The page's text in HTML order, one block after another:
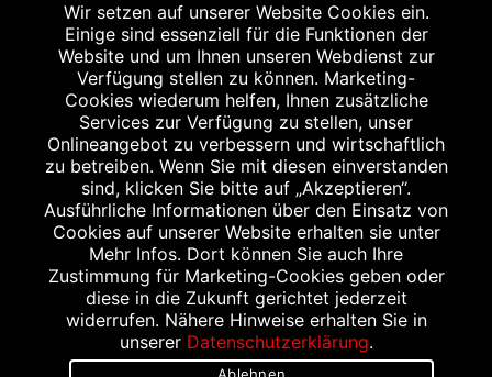
Apothekenerstattungspreis (AEP). Der AEP ist keine
unverbindliche Preisempfehlung der Hersteller. Der AEP ist
ein von den Apotheken in Ansatz gebrachter Preis für
rezeptfreie Arzneimittel. Er entspricht in der Höhe dem für
Apotheken verbindlichen Abgabepreis, zu dem eine
Apotheke in bestimmten Fällen (z.B. bei Kindern unter 12
Jahren) das Produkt mit der gesetzlichen
Krankenversicherung abrechnet. Der AEP ist der allgemeine
Erstattungspreis im Falle einer Kostenübernahme durch die
gesetzlichen Krankenkassen, vor Abzug eines
Zwangsrabattes (zur Zeit 5%) nach §130 Abs. 1 SGB V.
Unverbindliche Preisempfehlung des Herstellers (UVP).
Wir setzen auf unserer Website Cookies ein.
Einige sind essenziell für die Funktionen der
Website und um Ihnen unseren Webdienst zur
Verfügung stellen zu können. Marketing-
Cookies wiederum helfen, Ihnen zusätzliche
Services zur Verfügung zu stellen, unser
Onlineangebot zu verbessern und wirtschaftlich
zu betreiben. Wenn Sie mit diesen einverstanden
sind, klicken Sie bitte auf „Akzeptieren“.
Ausführliche Informationen über den Einsatz von
Cookies auf unserer Website erhalten sie unter
Mehr Infos. Dort können Sie auch Ihre
Zustimmung für Marketing-Cookies geben oder
diese in die Zukunft gerichtet jederzeit
widerrufen. Nähere Hinweise erhalten Sie in
unserer Datenschutzerklärung.